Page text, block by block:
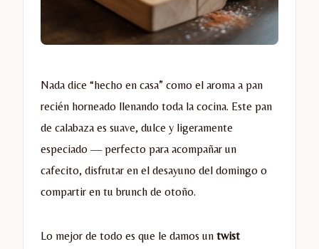
Nada dice “hecho en casa” como el aroma a pan
recién horneado llenando toda la cocina. Este pan
de calabaza es suave, dulce y ligeramente
especiado — perfecto para acompañar un
cafecito, disfrutar en el desayuno del domingo o
compartir en tu brunch de otoño.
Lo mejor de todo es que le damos un twist